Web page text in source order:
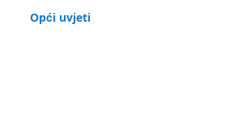
Opći uvjeti